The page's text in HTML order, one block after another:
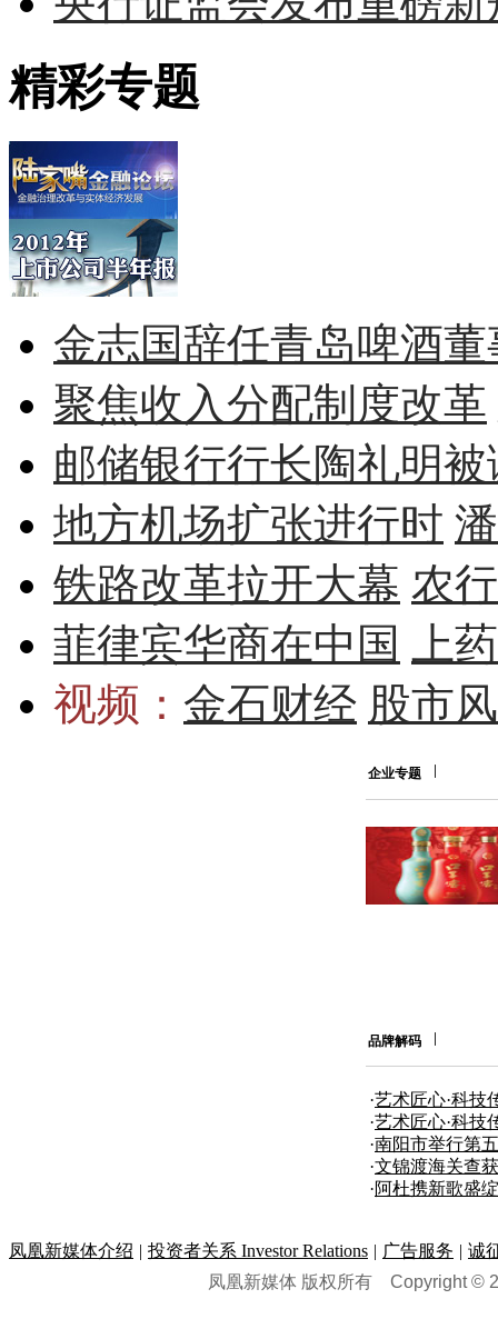
精彩专题
金志国辞任青岛啤酒董
聚焦收入分配制度改革
邮储银行行长陶礼明被
地方机场扩张进行时
铁路改革拉开大幕 农
菲律宾华商在中国
上
视频： 金石财经 股市
企业专题
品牌解码
·艺术匠心·科技
团合作发布
·艺术匠心·科技
团合作发布
·南阳市举行第
奖”颁奖仪式
·文锦渡海关查
·阿杜携新歌盛
凤凰新媒体介绍 | 投资者关系 Investor Relations | 广告服务 | 诚
凤凰新媒体 版权所有 Copyright ©